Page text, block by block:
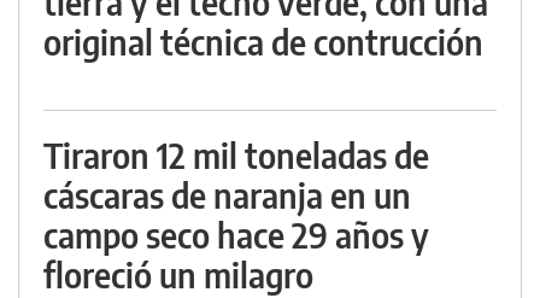
original técnica de contrucción
Tiraron 12 mil toneladas de
cáscaras de naranja en un
campo seco hace 29 años y
floreció un milagro